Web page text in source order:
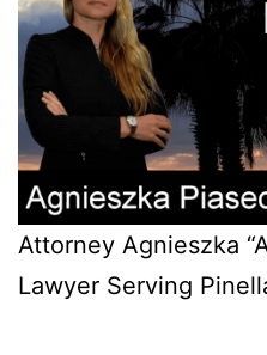
Attorney Agnieszka
Lawyer Serving